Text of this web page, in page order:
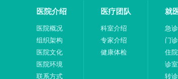
医院介绍
医院概况
组织架构
医院文化
医院环境
联系方式
医疗团队
科室介绍
专家介绍
健康体检
就
急
门
住
诊
转